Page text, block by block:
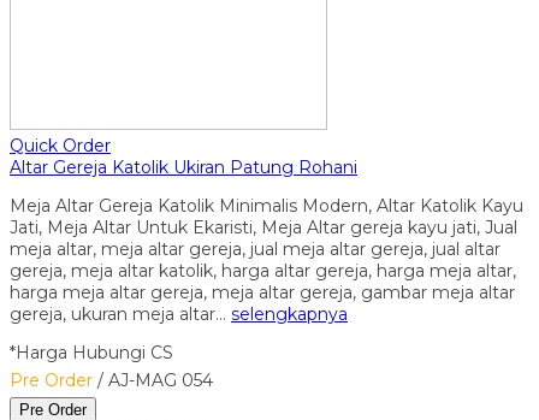
Quick Order
Altar Gereja Katolik Ukiran Patung Rohani
Meja Altar Gereja Katolik Minimalis Modern, Altar Katolik Kayu
Jati, Meja Altar Untuk Ekaristi, Meja Altar gereja kayu jati, Jual
meja altar, meja altar gereja, jual meja altar gereja, jual altar
gereja, meja altar katolik, harga altar gereja, harga meja altar,
harga meja altar gereja, meja altar gereja, gambar meja altar
gereja, ukuran meja altar… selengkapnya
*Harga Hubungi CS
Pre Order / AJ-MAG 054
Pre Order